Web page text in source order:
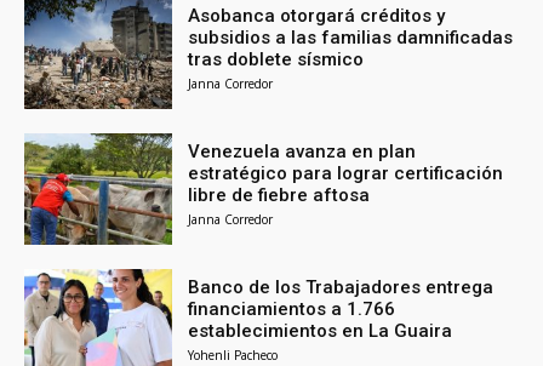
Asobanca otorgará créditos y
subsidios a las familias damnificadas
tras doblete sísmico
Janna Corredor
Venezuela avanza en plan
estratégico para lograr certificación
libre de fiebre aftosa
Janna Corredor
Banco de los Trabajadores entrega
financiamientos a 1.766
establecimientos en La Guaira
Yohenli Pacheco